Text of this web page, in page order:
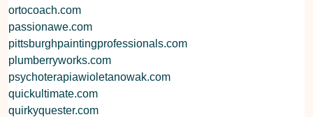
ortocoach.com
passionawe.com
pittsburghpaintingprofessionals.com
plumberryworks.com
psychoterapiawioletanowak.com
quickultimate.com
quirkyquester.com